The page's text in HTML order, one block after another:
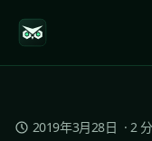
2019年3月28日 ·2